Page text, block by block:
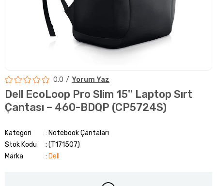
0.0 Yorum Yaz
Dell EcoLoop Pro Slim 15'' Laptop Sırt
Çantası – 460-BDQP (CP5724S)
Kategori
Notebook Çantaları
Stok Kodu
(T171507)
Marka
: Dell